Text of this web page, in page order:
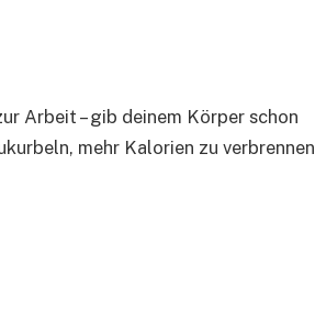
Arbeit – gib deinem Körper schon
mehr Kalorien zu verbrennen